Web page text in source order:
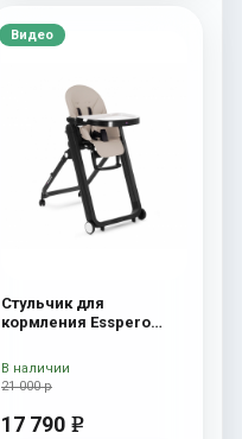
Видео
Стульчик для
кормления Esspero
21 000 р
17 790 e
В наличии